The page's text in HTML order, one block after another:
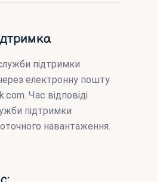
підтримки
електронну пошту
. Час відповіді
підтримки
навантаження.